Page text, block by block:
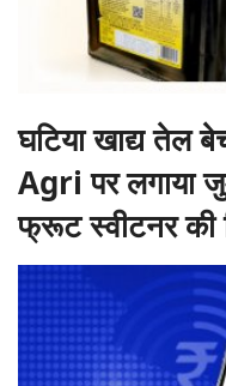
घटिया खाद्य तेल
Agri पर लगाया
फ्रूट स्वीटनर की